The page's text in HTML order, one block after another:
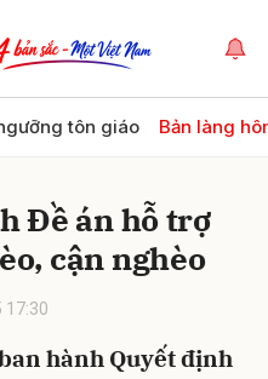
tôn giáo Bản làng
Đề án hỗ trợ
cận nghèo
hành Quyết định
Hủy Gửi